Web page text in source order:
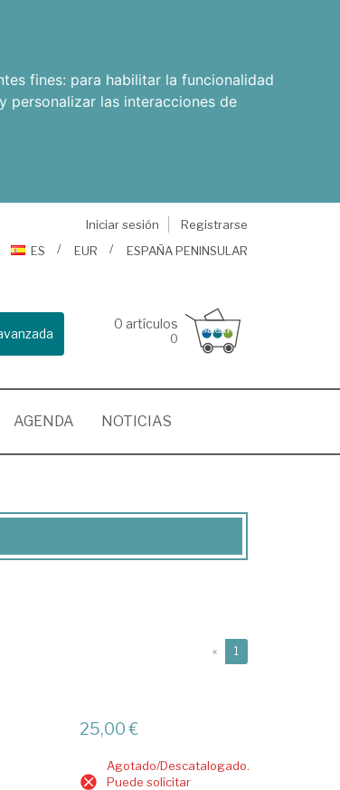
fines: para habilitar la funcionalidad
personalizar las interacciones de
Iniciar sesión
Registrarse
ES
EUR ESPAÑA PENINSULAR
0 artículos
0
AGENDA NOTICIAS
« 1
25,00 €
Agotado/Descatalogado.
Puede solicitar